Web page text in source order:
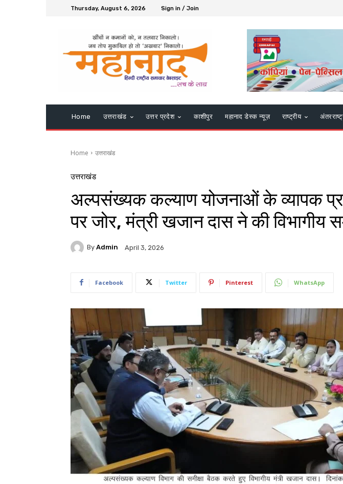
Thursday, August 6, 2026 Sign in / Join
Home उत्तराखंड उत्तर प्रदेश काशीपुर महानाद डेस्क न्यूज़ राष्ट्रीय
Home उत्तराखंड
उत्तराखंड
अल्पसंख्यक कल्याण योजनाओं के व्यापक
पर जोर, मंत्री खजान दास ने की विभागीय
By Admin April 3, 2026
Facebook Twitter Pinterest WhatsApp